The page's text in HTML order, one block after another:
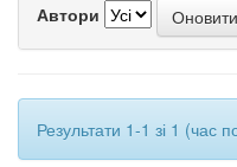
Автори
Результати 1-1 зі 1 (час